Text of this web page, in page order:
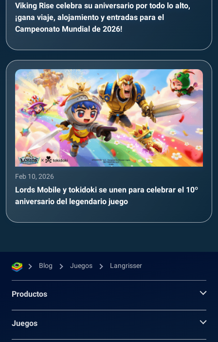
Viking Rise celebra su aniversario por todo lo alto,
¡gana viaje, alojamiento y entradas para el
Campeonato Mundial de 2026!
Feb 10, 2026
Lords Mobile y tokidoki se unen para celebrar el 10º
aniversario del legendario juego
Blog Juegos Langrisser
Productos
Juegos